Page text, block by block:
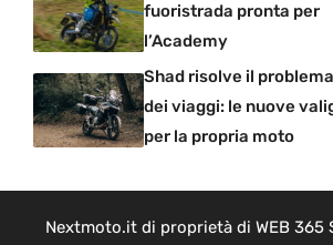
fuoristrada pronta per
l’Academy
Shad risolve il problema
dei viaggi: le nuove
per la propria moto
Nextmoto.it di proprietà di WEB 365